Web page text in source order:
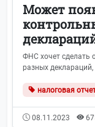
Может
ФНС хочет сделать
разных деклараций,
налоговая
08.11.2023